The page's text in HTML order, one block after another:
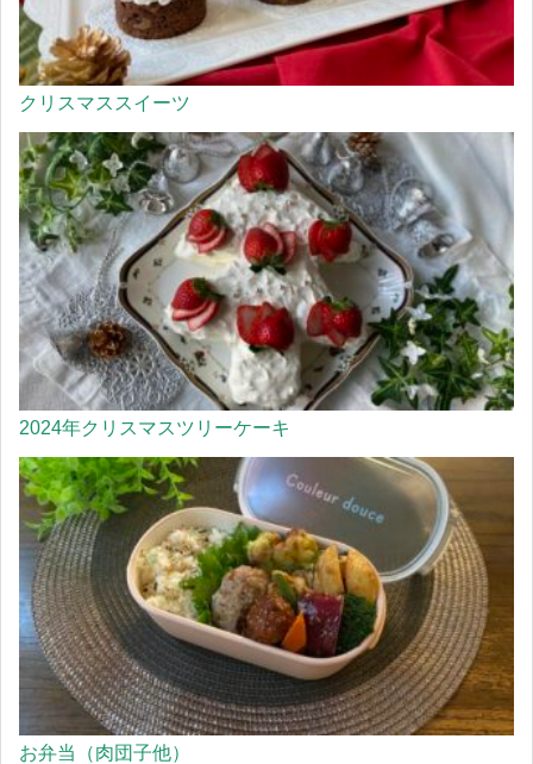
クリスマススイーツ
2024年クリスマスツリーケーキ
お弁当（肉団子他）